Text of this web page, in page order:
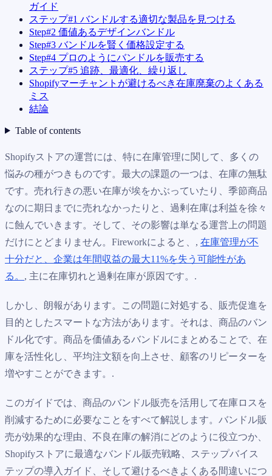
ガイド
ステップ#1 バンドルする適切な製品を見つける
Step#2 価値あるデザインバンドル
Step#3 バンドルを賢く価格設定する
Step#4 プロのようにバンドルを販売する
ステップ#5 追跡、最適化、繰り返し
Shopifyマーチャントが避けるべき在庫廃棄のよくある
ミス
結論
Table of contents
Shopifyストアの運営には、特に在庫管理に関して、多くの
悩みの種がつきものです。最大の課題の一つは、在庫の無駄
です。売れ行きの悪い在庫が埃をかぶっていたり、季節商品
なのに期日までに売れなかったりと、過剰在庫は利益を徐々
に蝕んでいきます。そして、その影響は単なる運営上の問題
だけにとどまりません。Fireworkによると、, 在庫管理が不
十分だと、企業は年間収益の最大11%を失う可能性があ
る。 , 主に在庫切れと過剰在庫が原因です。.
しかし、朗報があります。この問題に対処する、販売促進を
目的としたスマートな方法があります。それは、商品のバン
ドル化です。商品を価値あるバンドルにまとめることで、在
庫を活性化し、平均注文額を向上させ、顧客のリピーターを
増やすことができます。.
このガイドでは、商品のバンドル販売を活用して在庫ロスを
削減するために必要なことをすべて解説します。バンドル販
売が効果的な理由、不良在庫の解消にどのように役立つか、
Shopifyストアに最適なバンドル販売戦略、ステップバイス
テップの導入ガイド、そして避けるべきよくある間違いにつ